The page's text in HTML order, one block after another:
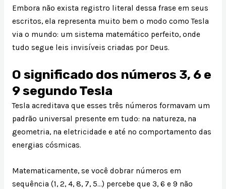
Embora não exista registro literal dessa frase em seus
escritos, ela representa muito bem o modo como Tesla
via o mundo: um sistema matemático perfeito, onde
tudo segue leis invisíveis criadas por Deus.
O significado dos números 3, 6 e
9 segundo Tesla
Tesla acreditava que esses três números formavam um
padrão universal presente em tudo: na natureza, na
geometria, na eletricidade e até no comportamento das
energias cósmicas.
Matematicamente, se você dobrar números em
sequência (1, 2, 4, 8, 7, 5…) percebe que 3, 6 e 9 não